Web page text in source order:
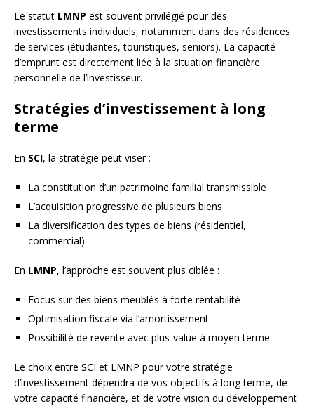
Le statut LMNP est souvent privilégié pour des
investissements individuels, notamment dans des résidences
de services (étudiantes, touristiques, seniors). La capacité
d’emprunt est directement liée à la situation financière
personnelle de l’investisseur.
Stratégies d’investissement à long
terme
En SCI, la stratégie peut viser :
La constitution d’un patrimoine familial transmissible
L’acquisition progressive de plusieurs biens
La diversification des types de biens (résidentiel,
commercial)
En LMNP, l’approche est souvent plus ciblée :
Focus sur des biens meublés à forte rentabilité
Optimisation fiscale via l’amortissement
Possibilité de revente avec plus-value à moyen terme
Le choix entre SCI et LMNP pour votre stratégie
d’investissement dépendra de vos objectifs à long terme, de
votre capacité financière, et de votre vision du développement